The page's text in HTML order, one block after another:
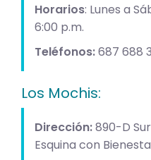
Horarios: Lunes a
6:00 p.m.
Teléfonos:687 688
Los Mochis:
Dirección:890-D
Esquina con